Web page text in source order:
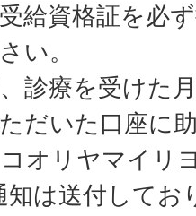
給資格証を必
い。
診療を受けた
だいた口座に
オリヤマイリ
知は送付してお